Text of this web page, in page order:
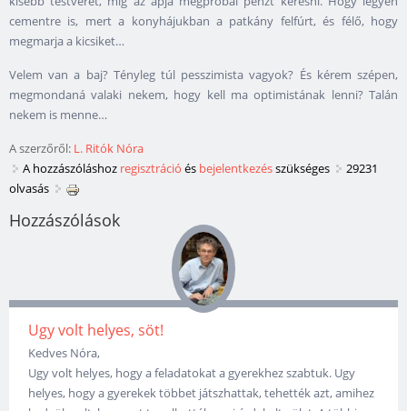
cementre is, mert a konyhájukban a patkány felfúrt, és félő, hogy
megmarja a kicsiket…
Velem van a baj? Tényleg túl pesszimista vagyok? És kérem szépen,
megmondaná valaki nekem, hogy kell ma optimistának lenni? Talán
nekem is menne…
A szerzőről: L. Ritók Nóra
A hozzászóláshoz regisztráció és bejelentkezésszükséges
29231
olvasás
Hozzászólások
Ugy volt helyes, söt!
Kedves Nóra,
Ugy volt helyes, hogy a feladatokat a gyerekhez szabtuk. Ugy
helyes, hogy a gyerekek többet játszhattak, tehették azt, amihez